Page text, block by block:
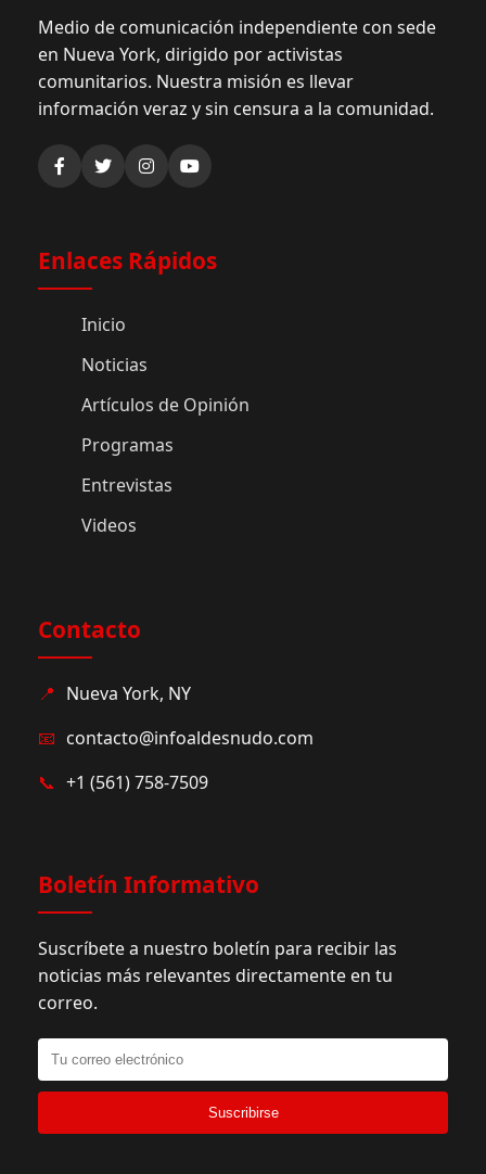
Medio de comunicación independiente con sede
en Nueva York, dirigido por activistas
comunitarios. Nuestra misión es llevar
información veraz y sin censura a la comunidad.
Enlaces Rápidos
Inicio
Noticias
Artículos de Opinión
Programas
Entrevistas
Videos
Contacto
📍 Nueva York, NY
📧 contacto@infoaldesnudo.com
📞 +1 (561) 758-7509
Boletín Informativo
Suscríbete a nuestro boletín para recibir las
noticias más relevantes directamente en tu
correo.
Suscribirse